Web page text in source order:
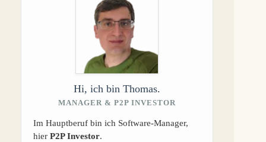
Hi, ich bin Thomas.
MANAGER & P2P INVESTOR
Im Hauptberuf bin ich Software-Manager,
hier P2P Investor.